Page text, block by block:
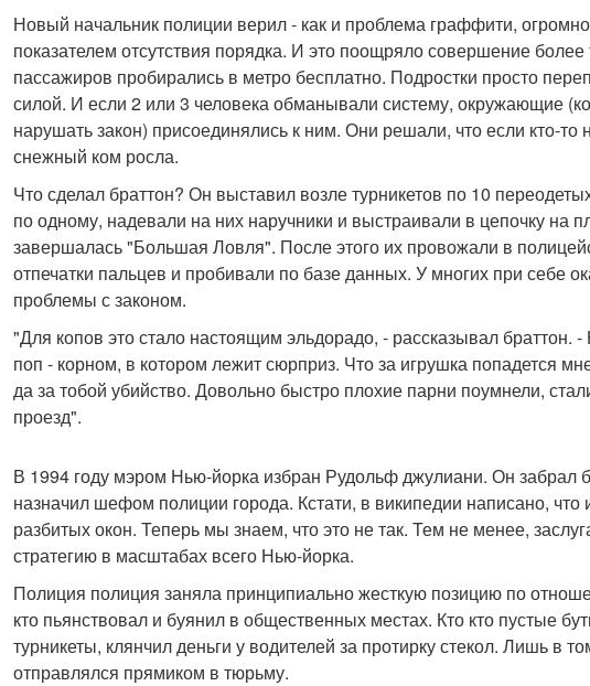
Новый начальник полиции верил - как и проблема граффити,
показателем отсутствия порядка. И это поощряло совершение
пассажиров пробирались в метро бесплатно. Подростки просто
силой. И если 2 или 3 человека обманывали систему, окружающие
нарушать закон) присоединялись к ним. Они решали, что если кто-то
снежный ком росла.
Что сделал браттон? Он выставил возле турникетов по 10
по одному, надевали на них наручники и выстраивали в цепочку на
завершалась "Большая Ловля". После этого их провожали в
отпечатки пальцев и пробивали по базе данных. У многих при себе
проблемы с законом.
"Для копов это стало настоящим эльдорадо, - рассказывал
поп - корном, в котором лежит сюрприз. Что за игрушка попадется
да за тобой убийство. Довольно быстро плохие парни поумнели,
проезд".
В 1994 году мэром Нью-йорка избран Рудольф джулиани. Он забрал
назначил шефом полиции города. Кстати, в википедии написано,
разбитых окон. Теперь мы знаем, что это не так. Тем не менее,
стратегию в масштабах всего Нью-йорка.
Полиция полиция заняла принципиально жесткую позицию по
кто пьянствовал и буянил в общественных местах. Кто кто пустые
турникеты, клянчил деньги у водителей за протирку стекол. Лишь в
отправлялся прямиком в тюрьму.